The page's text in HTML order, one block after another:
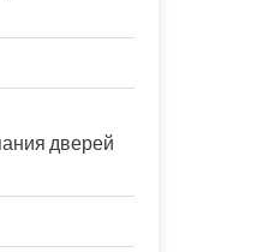
дверей